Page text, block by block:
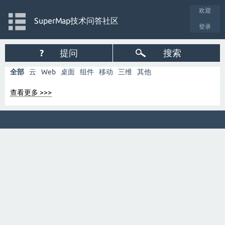
欢迎
登录
SuperMap技术问答社区
? 提问 搜索
全部 云 Web 桌面 组件 移动 三维 其他
查看更多 >>>